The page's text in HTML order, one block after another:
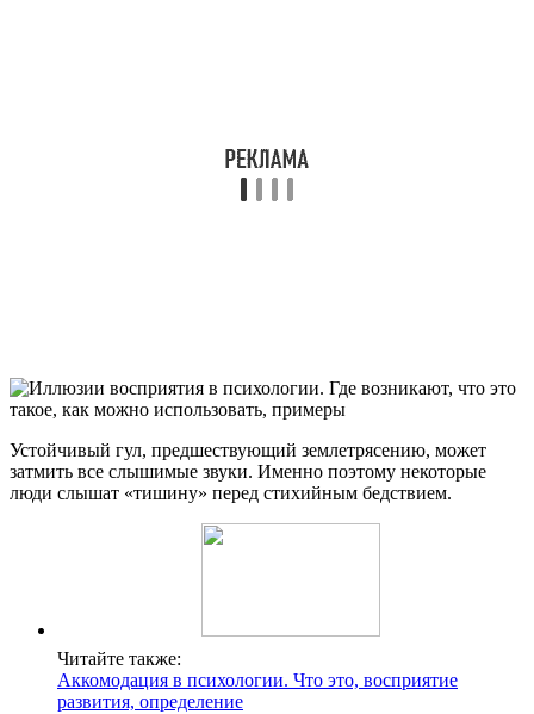
Устойчивый гул, предшествующий землетрясению, может
затмить все слышимые звуки. Именно поэтому некоторые
люди слышат «тишину» перед стихийным бедствием.
Читайте также:
Аккомодация в психологии. Что это, восприятие
развития, определение